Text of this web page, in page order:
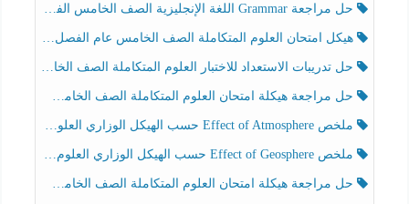
حل مراجعة Grammar اللغة الإنجليزية الصف الخامس الفصل الثالث
هيكل امتحان العلوم المتكاملة الصف الخامس عام الفصل الدراسي الثالث 2025-2026
حل تدريبات الاستعداد للاختبار العلوم المتكاملة الصف الخامس عام الفصل الثالث
حل مراجعة هيكلة امتحان العلوم المتكاملة الصف الخامس انسبير الفصل الثالث
ملخص Effect of Atmosphere حسب الهيكل الوزاري العلوم المتكاملة الصف الخامس انسبير الفصل الثالث
ملخص Effect of Geosphere حسب الهيكل الوزاري العلوم المتكاملة الصف الخامس انسبير الفصل الثالث
حل مراجعة هيكلة امتحان العلوم المتكاملة الصف الخامس عام الفصل الثالث